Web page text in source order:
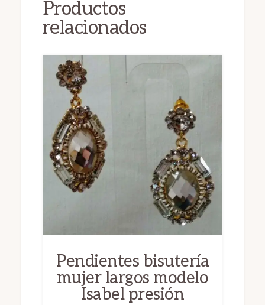
Productos
relacionados
Pendientes bisutería
mujer largos modelo
Isabel presión